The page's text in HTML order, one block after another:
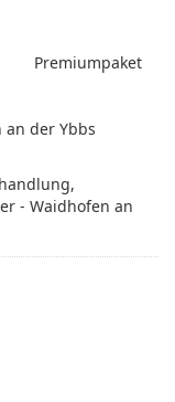
Premiumpaket
an der Ybbs
- Waidhofen an